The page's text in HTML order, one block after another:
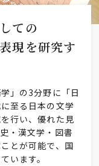
ての
現を研究す
」の3分野に「日
至る日本の文学
行い、優れた見
・漢文学・図書
とが可能で、国
います。